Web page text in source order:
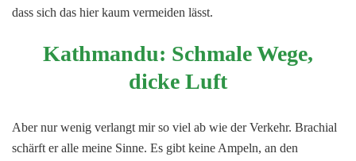
dass sich das hier kaum vermeiden lässt.
Kathmandu: Schmale Wege,
dicke Luft
Aber nur wenig verlangt mir so viel ab wie der Verkehr. Brachial
schärft er alle meine Sinne. Es gibt keine Ampeln, an den